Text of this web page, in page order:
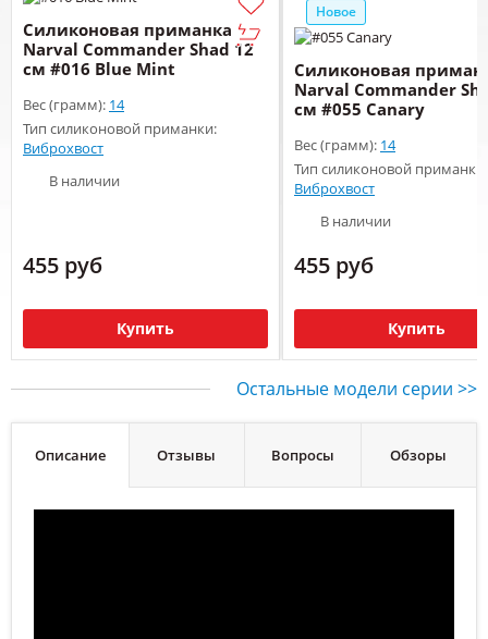
Силиконовая приманка
Narval Commander Shad 12
см #016 Blue Mint
Вес (грамм): 14
Тип силиконовой приманки:
Виброхвост
В наличии
455 руб
Купить
Новое
Силиконовая
Narval Commander
см #055 Canary
Вес (грамм): 14
Тип силиконовой приманки:
Виброхвост
В наличии
455 руб
Купить
Остальные модели серии >>
Описание Отзывы Вопросы Обзоры